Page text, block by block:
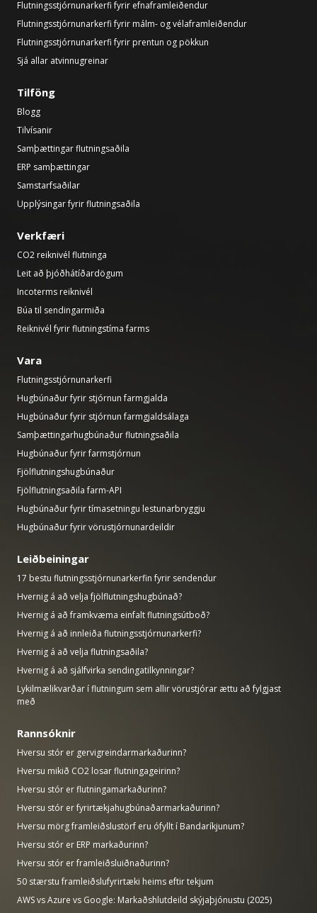
Flutningsstjórnunarkerfi fyrir efnaframleiðendur
Flutningsstjórnunarkerfi fyrir málm- og vélaframleiðendur
Flutningsstjórnunarkerfi fyrir prentun og pökkun
Sjá allar atvinnugreinar
Tilföng
Blogg
Tilvísanir
Samþættingar flutningsaðila
ERP samþættingar
Samstarfsaðilar
Upplýsingar fyrir flutningsaðila
Verkfæri
CO2 reiknivél flutninga
Leit að þjóðhátíðardögum
Incoterms reiknivél
Búa til sendingarmiða
Reiknivél fyrir flutningstíma farms
Vara
Flutningsstjórnunarkerfi
Hugbúnaður fyrir stjórnun farmgjalda
Hugbúnaður fyrir stjórnun farmgjaldsálaga
Samþættingarhugbúnaður flutningsaðila
Hugbúnaður fyrir farmstjórnun
Fjölflutningshugbúnaður
Fjölflutningsaðila farm-API
Hugbúnaður fyrir tímasetningu lestunarbryggju
Hugbúnaður fyrir vörustjórnunardeildir
Leiðbeiningar
17 bestu flutningsstjórnunarkerfin fyrir sendendur
Hvernig á að velja fjölflutningshugbúnað?
Hvernig á að framkvæma einfalt flutningsútboð?
Hvernig á að innleiða flutningsstjórnunarkerfi?
Hvernig á að velja flutningsaðila?
Hvernig á að sjálfvirka sendingatilkynningar?
Lykilmælikvarðar í flutningum sem allir vörustjórar ættu að fylgjast
með
Rannsóknir
Hversu stór er gervigreindarmarkaðurinn?
Hversu mikið CO2 losar flutningageirinn?
Hversu stór er flutningamarkaðurinn?
Hversu stór er fyrirtækjahugbúnaðarmarkaðurinn?
Hversu mörg framleiðslustörf eru ófyllt í Bandaríkjunum?
Hversu stór er ERP markaðurinn?
Hversu stór er framleiðsluiðnaðurinn?
50 stærstu framleiðslufyrirtæki heims eftir tekjum
AWS vs Azure vs Google: Markaðshlutdeild skýjaþjónustu (2025)